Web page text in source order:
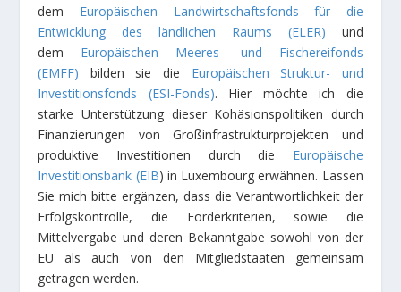
dem Europäischen Landwirtschaftsfonds für die
Entwicklung des ländlichen Raums (ELER) und
dem Europäischen Meeres- und Fischereifonds
(EMFF) bilden sie die Europäischen Struktur- und
Investitionsfonds (ESI-Fonds). Hier möchte ich die
starke Unterstützung dieser Kohäsionspolitiken durch
Finanzierungen von Großinfrastrukturprojekten und
produktive Investitionen durch die Europäische
Investitionsbank (EIB) in Luxembourg erwähnen. Lassen
Sie mich bitte ergänzen, dass die Verantwortlichkeit der
Erfolgskontrolle, die Förderkriterien, sowie die
Mittelvergabe und deren Bekanntgabe sowohl von der
EU als auch von den Mitgliedstaaten gemeinsam
getragen werden.